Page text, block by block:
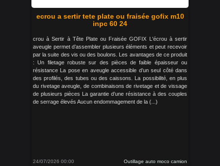
ecrou a sertir tete plate ou fraisée gofix m10
inpc 60 24
crou à Sertir à Tête Plate ou Fraisée GOFIX L'écrou à sertir
aveugle permet d’assembler plusieurs éléments et peut recevoir
par la suite des vis ou des boulons. Les avantages de ce produit
: Un filetage robuste sur des pièces de faible épaisseur ou
résistance La pose en aveugle accessible d’un seul côté dans
des profilés, des tubes ou des caissons. La possibilité, en plus
du rivetage aveugle, de combinaisons de rivetage et de vissage
de plusieurs pièces La garantie d’une résistance à des couples
de serrage élevés Aucun endommagement de la (...)
24/07/2026 00:00 Outillage auto moco camion